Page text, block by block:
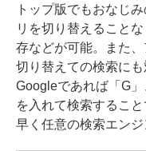
トップ版でもおなじ
リを切り替えること
存などが可能。また
切り替えての検索に
Googleであれば「G
を入れて検索するこ
早く任意の検索エンジ